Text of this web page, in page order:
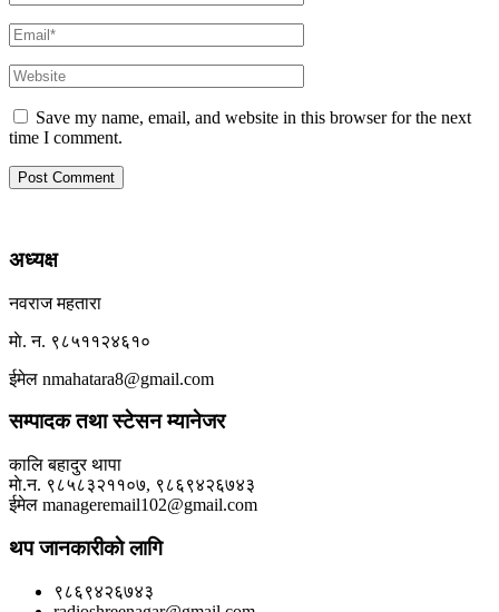
Save my name, email, and website in this browser for the next
time I comment.
अध्यक्ष
नवराज महतारा
माे. न. ९८५११२४६१०
ईमेल nmahatara8@gmail.com
सम्पादक तथा स्टेसन म्यानेजर
कालि बहादुर थापा
माे.न. ९८५८३२११०७, ९८६९४२६७४३
ईमेल manageremail102@gmail.com
थप जानकारीकाे लागि
९८६९४२६७४३